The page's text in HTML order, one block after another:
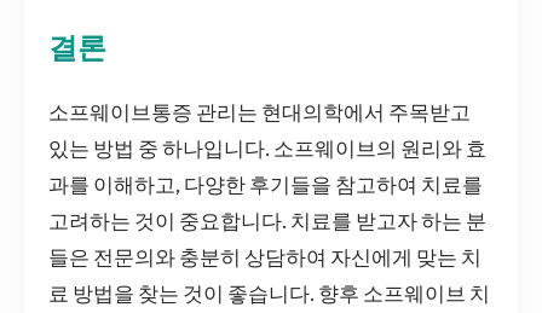
결론
소프웨이브통증 관리는 현대의학에서 주목받고
있는 방법 중 하나입니다. 소프웨이브의 원리와 효
과를 이해하고, 다양한 후기들을 참고하여 치료를
고려하는 것이 중요합니다. 치료를 받고자 하는 분
들은 전문의와 충분히 상담하여 자신에게 맞는 치
료 방법을 찾는 것이 좋습니다. 향후 소프웨이브 치